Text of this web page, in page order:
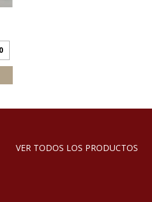
VER TODOS LOS PRODUCTOS